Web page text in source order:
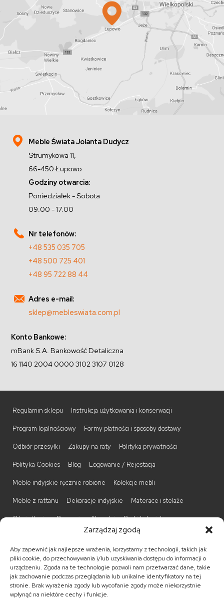
Zarządzaj zgodą
Aby zapewnić jak najlepsze wrażenia, korzystamy z technologii, takich jak
pliki cookie, do przechowywania i/lub uzyskiwania dostępu do informacji o
urządzeniu. Zgoda na te technologie pozwoli nam przetwarzać dane, takie
jak zachowanie podczas przeglądania lub unikalne identyfikatory na tej
stronie. Brak wyrażenia zgody lub wycofanie zgody może niekorzystnie
wpłynąć na niektóre cechy i funkcje.
Meble Świata Jolanta Dudycz
Strumykowa 11,
66-450 Łupowo
Godziny otwarcia:
Poniedziałek - Sobota
09.00 - 17.00
Nr telefonów:
+48 535 035 705
+48 500 725 401
+48 95 722 88 44
Adres e-mail:
sklep@mebleswiata.com.pl
Konto Bankowe:
mBank S.A. Bankowość Detaliczna
16 1140 2004 0000 3102 3107 0128
Regulamin sklepu Instrukcja użytkowania i konserwacji
Program lojalnościowy Formy płatności i sposoby dostawy
Odbiór przesyłki Zakupy na raty Polityka prywatności
Polityka Cookies Blog Logowanie / Rejestacja
Meble indyjskie ręcznie robione Kolekcje mebli
Meble z rattanu Dekoracje indyjskie Materace i stelaże
Oświetlenie Promocje Nowości Barki kolonialne
Komody kolonialne Krzesła kolonialne
Kufry indyjskie Ławki kolonialne Łóżka kolonialne
Parawany kolonialne Półki kolonialne Regały kolonialne
Stojaki na CD Stoliki kawowe Stoliki nocne